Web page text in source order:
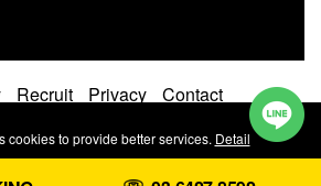
Recruit Privacy
Contact
2026 caelum limited.
cookies to provide better services. Detail
Accept